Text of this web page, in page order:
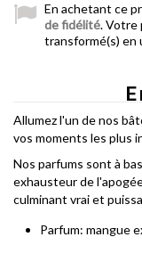
En achetant ce
de fidélité. Votre
transformé(s) en
Allumez l'un de nos
vos moments les plus
Nos parfums sont à
exhausteur de
culminant vrai et
Parfum: mangue